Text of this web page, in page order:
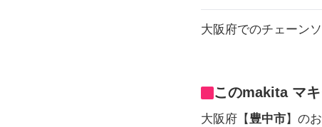
大阪府でのチェーン
このmakita マ
大阪府【豊中市】の